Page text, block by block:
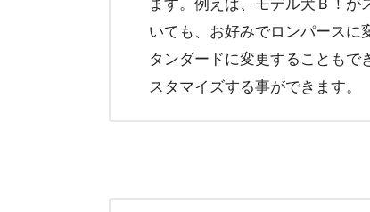
ます。例えば、モデル犬Ｂ！が
いても、お好みでロンパースに
タンダードに変更することもで
スタマイズする事ができます。